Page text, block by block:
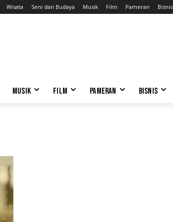
Wisata Seni dan Budaya Musik Film Pameran Bisnis
MUSIK FILM PAMERAN BISNIS